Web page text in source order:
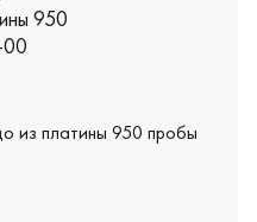
из платины 950 пробы